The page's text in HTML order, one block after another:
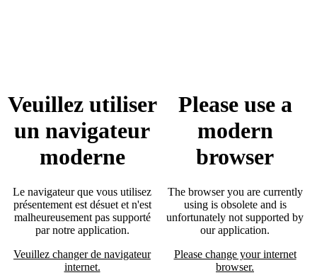
Veuillez utiliser
un navigateur
moderne
Le navigateur que vous utilisez
présentement est désuet et n'est
malheureusement pas supporté
par notre application.
Veuillez changer de navigateur
internet.
Please use a
modern
browser
The browser you are currently
using is obsolete and is
unfortunately not supported by
our application.
Please change your internet
browser.